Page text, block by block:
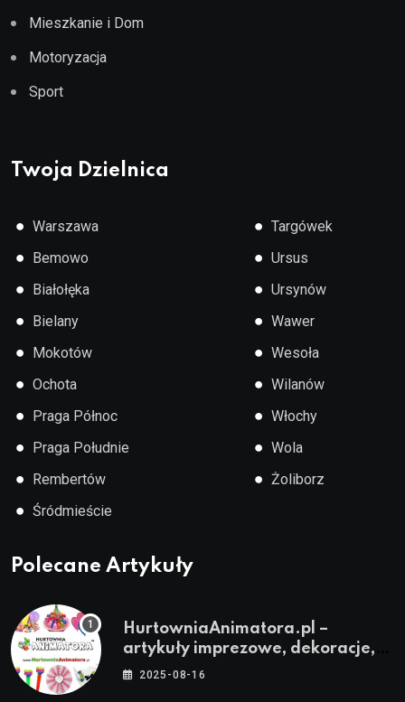
Mieszkanie i Dom
Motoryzacja
Sport
Twoja Dzielnica
● Warszawa
● Bemowo
● Białołęka
● Bielany
● Mokotów
● Ochota
● Praga Północ
● Praga Południe
● Rembertów
● Śródmieście
● Targówek
● Ursus
● Ursynów
● Wawer
● Wesoła
● Wilanów
● Włochy
● Wola
● Żoliborz
Polecane Artykuły
HurtowniaAnimatora.pl –
artykuły imprezowe, dekoracje,
stroje i akcesoria dla animatorów
2025-08-16